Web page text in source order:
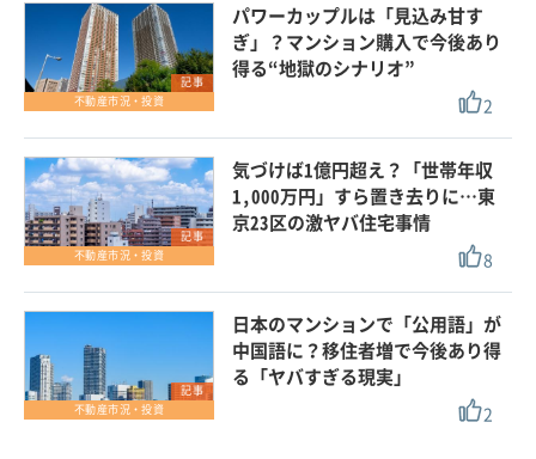
記事
不動産市況・投資
パワーカップルは「見込み甘す
ぎ」？マンション購入で今後あり
得る“地獄のシナリオ”
2
記事
不動産市況・投資
気づけば1億円超え？「世帯年収
1,000万円」すら置き去りに…東
京23区の激ヤバ住宅事情
8
記事
不動産市況・投資
日本のマンションで「公用語」が
中国語に？移住者増で今後あり得
る「ヤバすぎる現実」
2